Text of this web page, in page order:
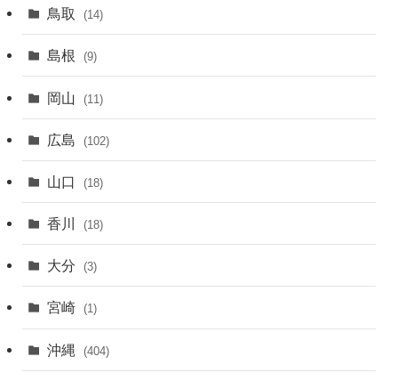
鳥取 (14)
島根 (9)
岡山 (11)
広島 (102)
山口 (18)
香川 (18)
大分 (3)
宮崎 (1)
沖縄 (404)